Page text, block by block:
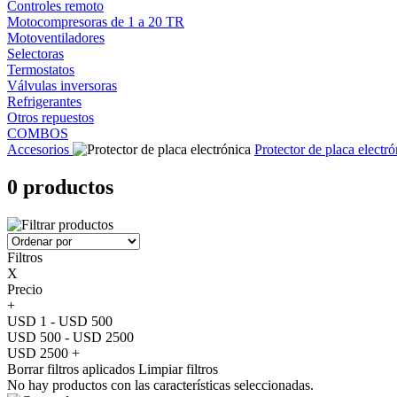
Controles remoto
Motocompresoras de 1 a 20 TR
Motoventiladores
Selectoras
Termostatos
Válvulas inversoras
Refrigerantes
Otros repuestos
COMBOS
Accesorios
Protector de placa
0 productos
Filtros
X
Precio
+
USD 1 - USD 500
USD 500 - USD 2500
USD 2500 +
Borrar filtros aplicados Limpiar filtros
No hay productos con las características seleccionadas.